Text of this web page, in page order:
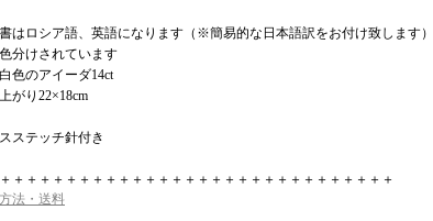
はロシア語、英語になります（※簡易的な日本語訳をお付け致します）
分けされています
色のアイーダ14ct
がり22×18cm
ステッチ針付き
＋＋＋＋＋＋＋＋＋＋＋＋＋＋＋＋＋＋＋＋＋＋＋＋＋＋＋＋＋
法・送料